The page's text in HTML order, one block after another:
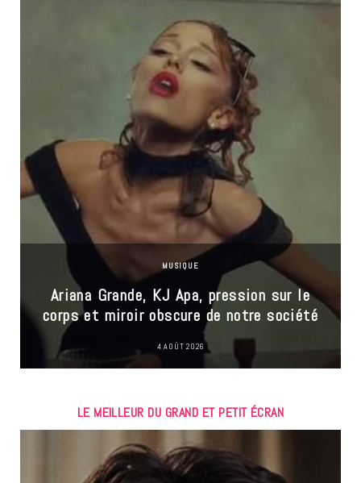
MUSIQUE
Ariana Grande, KJ Apa, pression sur le
corps et miroir obscure de notre société
4 AOÛT 2026
LE MEILLEUR DU GRAND ET PETIT ÉCRAN